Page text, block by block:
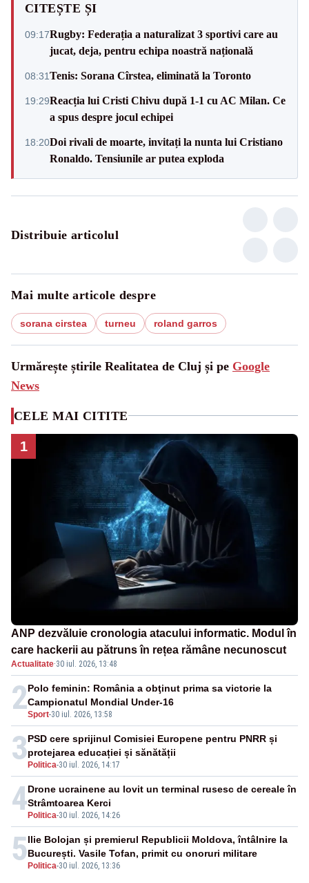
CITEȘTE ȘI
09:17Rugby: Federația a naturalizat 3 sportivi care au
jucat, deja, pentru echipa noastră națională
08:31Tenis: Sorana Cîrstea, eliminată la Toronto
19:29Reacția lui Cristi Chivu după 1-1 cu AC Milan. Ce
a spus despre jocul echipei
18:20Doi rivali de moarte, invitați la nunta lui Cristiano
Ronaldo. Tensiunile ar putea exploda
Distribuie articolul
Mai multe articole despre
sorana cirstea turneu roland garros
Urmărește știrile Realitatea de Cluj și pe Google
News
CELE MAI CITITE
1
ANP dezvăluie cronologia atacului informatic. Modul în
care hackerii au pătruns în rețea rămâne necunoscut
Actualitate·30 iul. 2026, 13:48
2Sport-30 iul. 2026, 13:58
Polo feminin: România a obţinut prima sa victorie la
Campionatul Mondial Under-16
3 Politica-30 iul. 2026, 14:17
PSD cere sprijinul Comisiei Europene pentru PNRR și
protejarea educației și sănătății
4 Politica-30 iul. 2026, 14:26
Drone ucrainene au lovit un terminal rusesc de cereale în
Strâmtoarea Kerci
5 Politica-30 iul. 2026, 13:36
Ilie Bolojan și premierul Republicii Moldova, întâlnire la
București. Vasile Tofan, primit cu onoruri militare